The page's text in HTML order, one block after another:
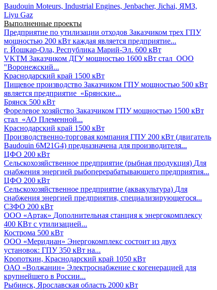
Baudouin Moteurs, Industrial Engines, Jenbacher, Jichai, ЯМЗ,
Liyu Gaz
Выполненные проекты
Предприятие по утилизации отходов Заказчиком трех ГПУ
мощностью 200 кВт каждая является предприятие...
г. Йошкар-Ола, Республика Марий-Эл. 600 кВт
VKTM Заказчиком ДГУ мощностью 1600 кВт стал ООО
"Воронежский...
Краснодарский край 1500 кВт
Пищевое производство Заказчиком ГПУ мощностью 500 кВт
является предприятие «Брянские...
Брянск 500 кВт
Форелевое хозяйство Заказчиком ГПУ мощностью 1500 кВт
стал «АО Племенной...
Краснодарский край 1500 кВт
Производственно-торговая компания ГПУ 200 кВт (двигатель
Baudouin 6M21G4) предназначена для производителя...
ЦФО 200 кВт
Сельскохозяйственное предприятие (рыбная продукция) Для
снабжения энергией рыбоперерабатывающего предприятия...
ЦФО 200 кВт
Сельскохозяйственное предприятие (аквакультура) Для
снабжения энергией предприятия, специализирующегося...
СЗФО 200 кВт
ООО «Артак» Дополнительная станция к энергокомплексу
400 КВт с утилизацией...
Кострома 500 кВт
ООО «Меридиан» Энергокомплекс состоит из двух
установок: ГПУ 350 кВт на...
Кропоткин, Краснодарский край 1050 кВт
ОАО «Волжанин» Электроснабжение с когенерацией для
крупнейшего в России...
Рыбинск, Ярославская область 2000 кВт